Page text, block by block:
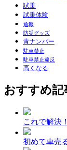
試乗
試乗体験
通報
防災グッズ
青ナンバー
駐車禁止
駐車禁止違反
高くなる
おすすめ記
これで解決
初めて車売